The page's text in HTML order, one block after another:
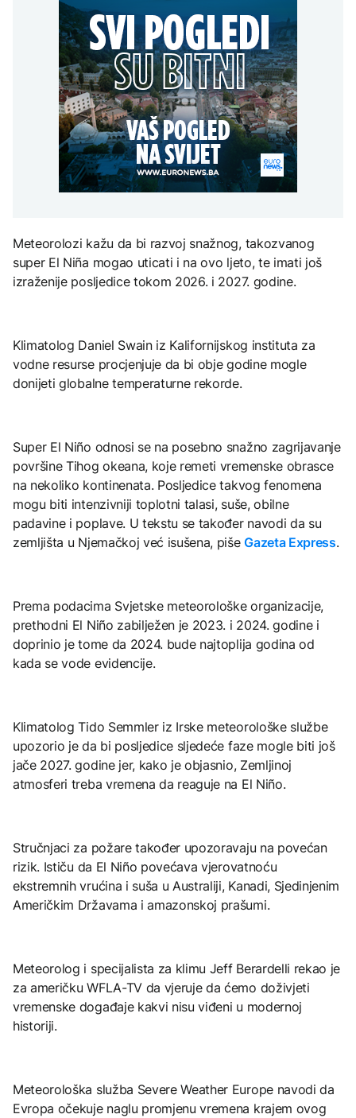
POLITIKA
Vlada KS odobrila prvo
zapošljavanje u okviru
programa "Moje pravo"
Grgurević traži
odgovore o planiranoj
solarnoj elektrani u
blizini Manastira Ostrog
tragedije na Elbrusu:
Veliku ulogu odigrali su
vremenski uslovi
AKTUELNO
Postignut dogovor,
Hormuški moreuz
uskoro se otvara na 60
dana
ZDRAVLJE
Šta je Ciklospora i da li
prijeti širenje u Evropi?
KULTURA
spektakl “Brechtovi
duhovi”
Meteorolozi kažu da bi razvoj snažnog, takozvanog
super El Niña mogao uticati i na ovo ljeto, te imati još
izraženije posljedice tokom 2026. i 2027. godine.
Klimatolog Daniel Swain iz Kalifornijskog instituta za
vodne resurse procjenjuje da bi obje godine mogle
donijeti globalne temperaturne rekorde.
Super El Niño odnosi se na posebno snažno zagrijavanje
površine Tihog okeana, koje remeti vremenske obrasce
na nekoliko kontinenata. Posljedice takvog fenomena
mogu biti intenzivniji toplotni talasi, suše, obilne
padavine i poplave. U tekstu se također navodi da su
zemljišta u Njemačkoj već isušena, pišeGazeta Express.
Prema podacima Svjetske meteorološke organizacije,
prethodni El Niño zabilježen je 2023. i 2024. godine i
doprinio je tome da 2024. bude najtoplija godina od
kada se vode evidencije.
Klimatolog Tido Semmler iz Irske meteorološke službe
upozorio je da bi posljedice sljedeće faze mogle biti još
jače 2027. godine jer, kako je objasnio, Zemljinoj
atmosferi treba vremena da reaguje na El Niño.
Stručnjaci za požare također upozoravaju na povećan
rizik. Ističu da El Niño povećava vjerovatnoću
ekstremnih vrućina i suša u Australiji, Kanadi, Sjedinjenim
Američkim Državama i amazonskoj prašumi.
Meteorolog i specijalista za klimu Jeff Berardelli rekao je
za američku WFLA-TV da vjeruje da ćemo doživjeti
vremenske događaje kakvi nisu viđeni u modernoj
historiji.
Meteorološka služba Severe Weather Europe navodi da
Evropa očekuje naglu promjenu vremena krajem ovog